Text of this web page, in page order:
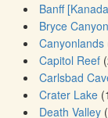
Banff
Bryce Canyon
Canyonlands
Capitol Reef
Carlsbad
Crater Lake
Death Valley